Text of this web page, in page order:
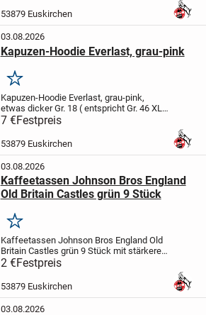
53879 Euskirchen
03.08.2026
Kapuzen-Hoodie Everlast, grau-pink
Merken
Kapuzen-Hoodie Everlast, grau-pink,
etwas dicker Gr. 18 ( entspricht Gr. 46 XL )
€ 7,-
7 €Festpreis
53879 Euskirchen
03.08.2026
Kaffeetassen Johnson Bros England
Old Britain Castles grün 9 Stück
Merken
Kaffeetassen Johnson Bros England Old
Britain Castles grün 9 Stück mit stärkeren
Gebrauchsspuren aufgrund starker
Temperaturschwankungen je € 2,-
2 €Festpreis
53879 Euskirchen
03.08.2026